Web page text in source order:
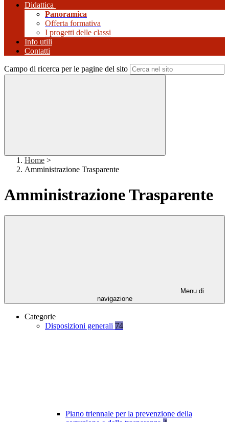
Didattica
Panoramica
Offerta formativa
I progetti delle classi
Info utili
Contatti
Campo di ricerca per le pagine del sito
Home >
Amministrazione Trasparente
Amministrazione Trasparente
Menu di
navigazione
Categorie
Disposizioni generali 74
Piano triennale per la prevenzione della